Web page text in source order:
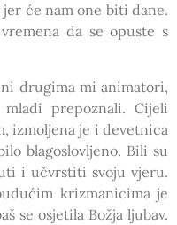
će nam one biti dane.
da se opuste s
drugima mi animatori,
prepoznali. Cijeli
izmoljena je i devetnica
blagoslovljeno. Bili su
i učvrstiti svoju vjeru.
krizmanicima je
se osjetila Božja ljubav.